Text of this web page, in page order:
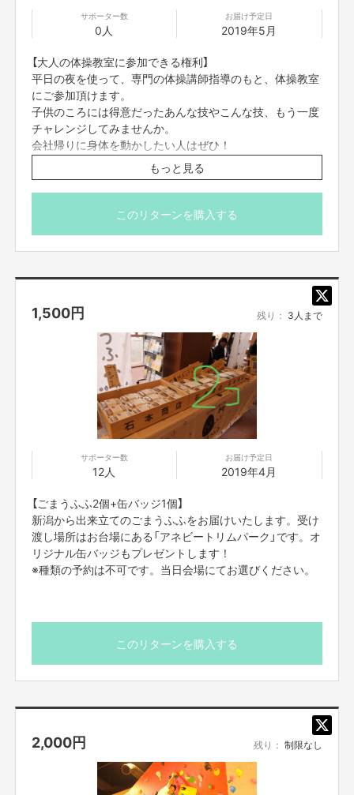
サポーター数
0人
お届け予定日
2019年5月
【大人の体操教室に参加できる権利】
平日の夜を使って、専門の体操講師指導のもと、体操教室
にご参加頂けます。
子供のころには得意だったあんな技やこんな技、もう一度
チャレンジしてみませんか。
会社帰りに身体を動かしたい人はぜひ！
※（注意事項）
日程は平日19時以降でご相談（約30分間）
種目要相談（マット、跳び箱、鉄棒、コーディネーション
もっと見る
このリターンを購入する
1,500円 残り： 3人まで
サポーター数
12人
お届け予定日
2019年4月
【ごまうふふ2個+缶バッジ1個】
新潟から出来立てのごまうふふをお届けいたします。受け
渡し場所はお台場にある「アネビートリムパーク」です。オ
リジナル缶バッジもプレゼントします！
※種類の予約は不可です。当日会場にてお選びください。
このリターンを購入する
2,000円 残り： 制限なし